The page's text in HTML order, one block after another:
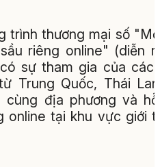
trình thương mại số
riêng online" (diễn
sự tham gia của các
Trung Quốc, Thái
cùng địa phương và
online tại khu vực giới